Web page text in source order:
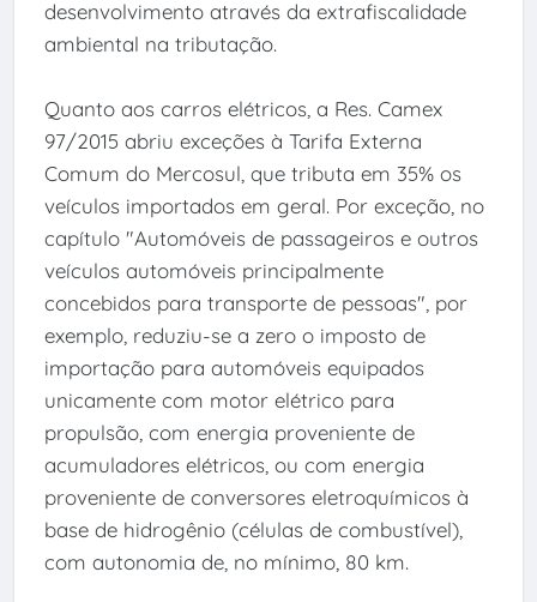
desenvolvimento através da extrafiscalidade
ambiental na tributação.
Quanto aos carros elétricos, a Res. Camex
97/2015 abriu exceções à Tarifa Externa
Comum do Mercosul, que tributa em 35% os
veículos importados em geral. Por exceção, no
capítulo "Automóveis de passageiros e outros
veículos automóveis principalmente
concebidos para transporte de pessoas", por
exemplo, reduziu-se a zero o imposto de
importação para automóveis equipados
unicamente com motor elétrico para
propulsão, com energia proveniente de
acumuladores elétricos, ou com energia
proveniente de conversores eletroquímicos à
base de hidrogênio (células de combustível),
com autonomia de, no mínimo, 80 km.